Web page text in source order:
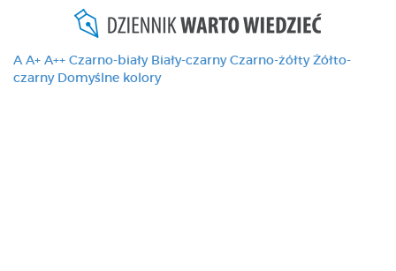
A A+ A++ Czarno-biały Biały-czarny Czarno-żółty Żółto-
czarny Domyślne kolory